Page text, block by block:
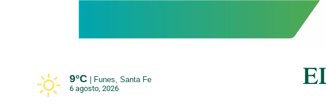
9°C
Funes, Santa Fe
6 agosto, 2026